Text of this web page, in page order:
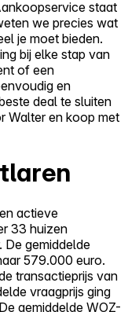
staat
we precies wat
je moet bieden.
bij elke stap van
of een
en
deal te sluiten
Walter en koop met
actieve
33 huizen
gemiddelde
579.000 euro.
transactieprijs van
vraagprijs ging
gemiddelde WOZ-